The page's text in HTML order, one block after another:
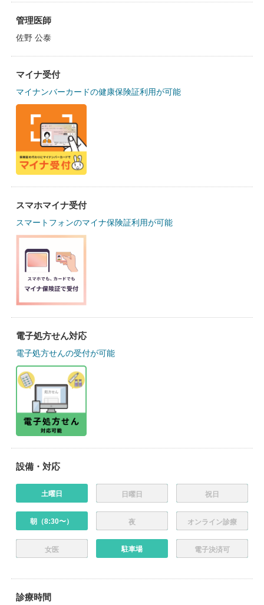
管理医師
佐野 公泰
マイナ受付
マイナンバーカードの健康保険証利用が可能
スマホマイナ受付
スマートフォンのマイナ保険証利用が可能
電子処方せん対応
電子処方せんの受付が可能
設備・対応
土曜日 日曜日 祝日
朝（8:30〜） 夜 オンライン診療
女医 駐車場 電子決済可
診療時間